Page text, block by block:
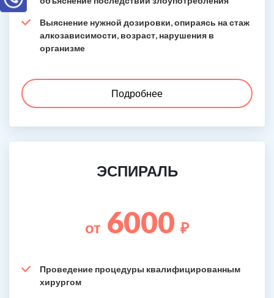
Выяснение нужной дозировки, опираясь на стаж
алкозависимости, возраст, нарушения в
организме
Подробнее
ЭСПИРАЛЬ
от 6000 ₽
Проведение процедуры квалифицированным
хирургом